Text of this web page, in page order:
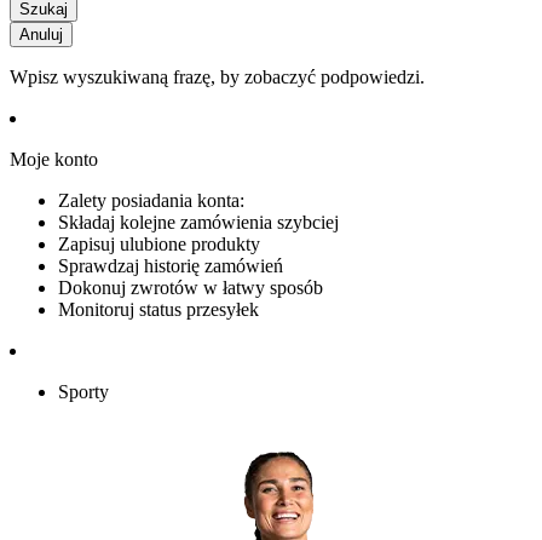
Szukaj
Anuluj
Wpisz wyszukiwaną frazę, by zobaczyć podpowiedzi.
Moje konto
Zalety posiadania konta:
Składaj kolejne zamówienia szybciej
Zapisuj ulubione produkty
Sprawdzaj historię zamówień
Dokonuj zwrotów w łatwy sposób
Monitoruj status przesyłek
Sporty